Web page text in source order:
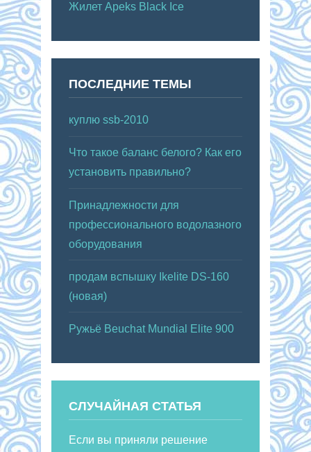
Жилет Apeks Black Ice
ПОСЛЕДНИЕ ТЕМЫ
куплю ssb-2010
Что такое баланс белого? Как его
установить правильно?
Принадлежности для
профессионального водолазного
оборудования
продам вспышку Ikelite DS-160
(новая)
Ружьё Beuchat Mundial Elite 900
СЛУЧАЙНАЯ СТАТЬЯ
Если вы приняли решение